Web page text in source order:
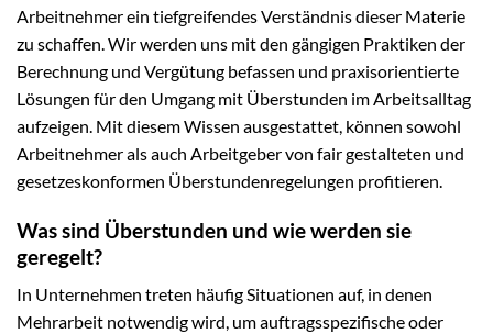
Arbeitnehmer ein tiefgreifendes Verständnis dieser Materie
zu schaffen. Wir werden uns mit den gängigen Praktiken der
Berechnung und Vergütung befassen und praxisorientierte
Lösungen für den Umgang mit Überstunden im Arbeitsalltag
aufzeigen. Mit diesem Wissen ausgestattet, können sowohl
Arbeitnehmer als auch Arbeitgeber von fair gestalteten und
gesetzeskonformen Überstundenregelungen profitieren.
Was sind Überstunden und wie werden sie
geregelt?
In Unternehmen treten häufig Situationen auf, in denen
Mehrarbeit notwendig wird, um auftragsspezifische oder